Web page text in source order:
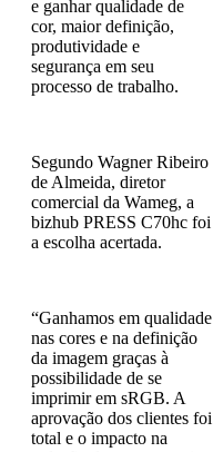
e ganhar qualidade de
cor, maior definição,
produtividade e
segurança em seu
processo de trabalho.
Segundo Wagner Ribeiro
de Almeida, diretor
comercial da Wameg, a
bizhub PRESS C70hc foi
a escolha acertada.
“Ganhamos em qualidade
nas cores e na definição
da imagem graças à
possibilidade de se
imprimir em sRGB. A
aprovação dos clientes foi
total e o impacto na